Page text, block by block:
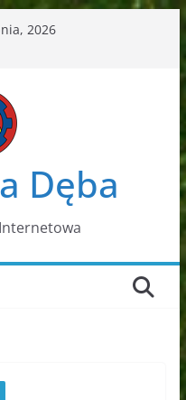
2026
Dęba